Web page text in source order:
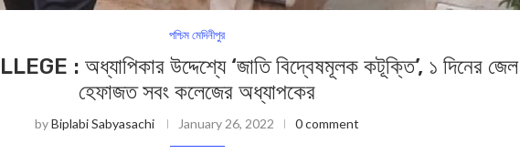
পশ্চিম মেদিনীপুর
: অধ্যাপিকার উদ্দেশ্যে ‘জাতি বিদ্বেষমূলক কটূক্তি’, ১ দিনের জেল
হেফাজত সবং কলেজের অধ্যাপকের
byBiplabi Sabyasachi January 26, 2022 0 comment